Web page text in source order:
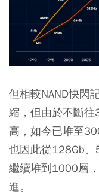
但相較NAND快閃
縮，但由於不斷往
高，如今已堆至
也因此從128Gb
繼續堆到1000層
進。